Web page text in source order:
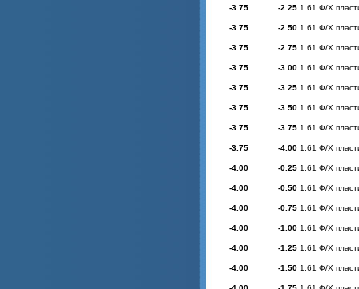
-3.75 -2.25 1.61 Ф/Х
-3.75 -2.50 1.61 Ф/Х
-3.75 -2.75 1.61 Ф/Х
-3.75 -3.00 1.61 Ф/Х
-3.75 -3.25 1.61 Ф/Х
-3.75 -3.50 1.61 Ф/Х
-3.75 -3.75 1.61 Ф/Х
-3.75 -4.00 1.61 Ф/Х
-4.00 -0.25 1.61 Ф/Х
-4.00 -0.50 1.61 Ф/Х
-4.00 -0.75 1.61 Ф/Х
-4.00 -1.00 1.61 Ф/Х
-4.00 -1.25 1.61 Ф/Х
-4.00 -1.50 1.61 Ф/Х